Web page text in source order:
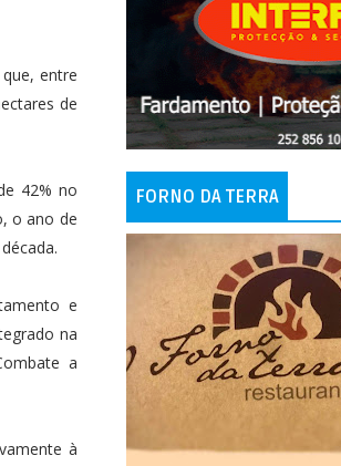
entre
de
42% no
o ano de
e
na
a
à
FORNO DA TERRA